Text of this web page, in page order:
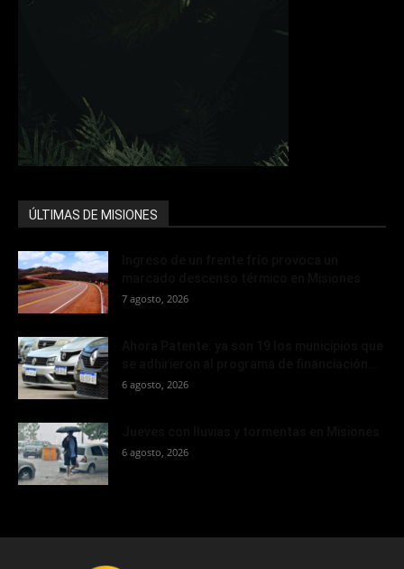
ÚLTIMAS DE MISIONES
7 agosto, 2026
6 agosto, 2026
6 agosto, 2026